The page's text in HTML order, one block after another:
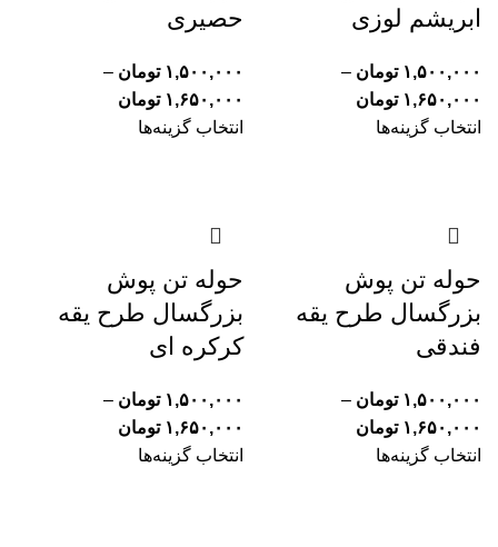
ابریشم لوزی
۱,۵۰۰,۰۰۰ تومان –
۱,۶۵۰,۰۰۰ تومان
انتخاب گزینه‌ها
حصیری
۱,۵۰۰,۰۰۰ تومان –
۱,۶۵۰,۰۰۰ تومان
انتخاب گزینه‌ها
حوله تن پوش
بزرگسال طرح یقه
فندقی
۱,۵۰۰,۰۰۰ تومان –
۱,۶۵۰,۰۰۰ تومان
انتخاب گزینه‌ها
حوله تن پوش
بزرگسال طرح یقه
کرکره ای
۱,۵۰۰,۰۰۰ تومان –
۱,۶۵۰,۰۰۰ تومان
انتخاب گزینه‌ها